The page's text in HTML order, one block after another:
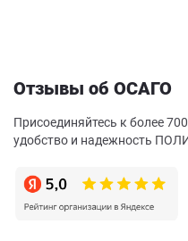
Отзывы об ОСАГО
Присоединяйтесь к более
удобство и надежность